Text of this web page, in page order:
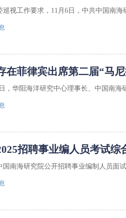
巡视工作要求，11月6日，中共中国南
在菲律宾出席第二届“马
，华阳海洋研究中心理事长、中国南
招聘事业编人员考试综
国南海研究院公开招聘事业编制人员面